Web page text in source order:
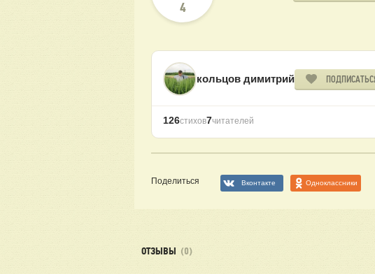
4
кольцов димитрий
126стихов7читателей
Поделиться Вконтакте Одноклассники
ОТЗЫВЫ (0)